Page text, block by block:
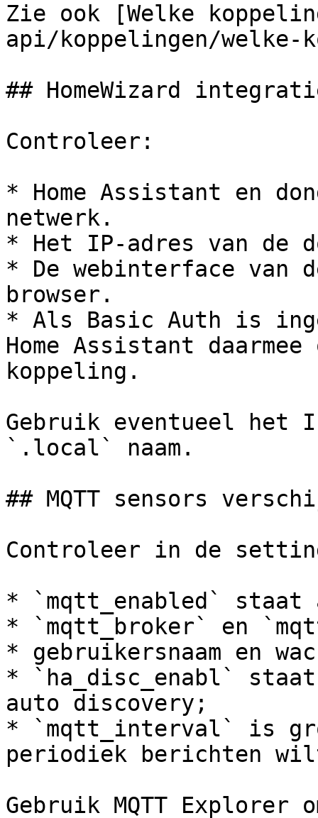
Zie ook [Welke
api/koppelingen/welke-
## HomeWizard
Controleer:
* Home Assistant en
netwerk.
* Het IP-adres van de
* De webinterface van
browser.
* Als Basic Auth is
Home Assistant
koppeling.
Gebruik eventueel het
`.local` naam.
## MQTT sensors
Controleer in de
* `mqtt_enabled` staat
* `mqtt_broker` en
* gebruikersnaam en
* `ha_disc_enabl` staat
auto discovery;
* `mqtt_interval` is
periodiek berichten
Gebruik MQTT